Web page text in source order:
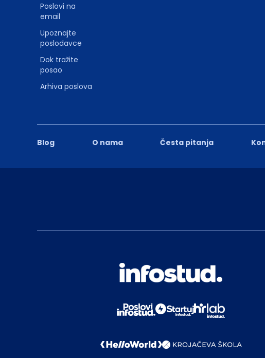
Blog O nama Česta pitanja
Poslovi na
email
Upoznajte
poslodavce
Dok tražite
posao
Arhiva poslova